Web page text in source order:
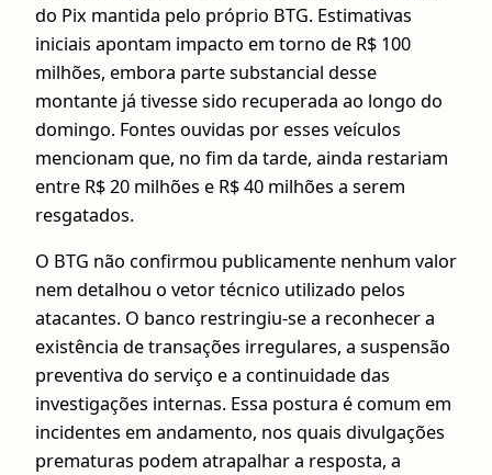
do Pix mantida pelo próprio BTG. Estimativas
iniciais apontam impacto em torno de R$ 100
milhões, embora parte substancial desse
montante já tivesse sido recuperada ao longo do
domingo. Fontes ouvidas por esses veículos
mencionam que, no fim da tarde, ainda restariam
entre R$ 20 milhões e R$ 40 milhões a serem
resgatados.
O BTG não confirmou publicamente nenhum valor
nem detalhou o vetor técnico utilizado pelos
atacantes. O banco restringiu-se a reconhecer a
existência de transações irregulares, a suspensão
preventiva do serviço e a continuidade das
investigações internas. Essa postura é comum em
incidentes em andamento, nos quais divulgações
prematuras podem atrapalhar a resposta, a